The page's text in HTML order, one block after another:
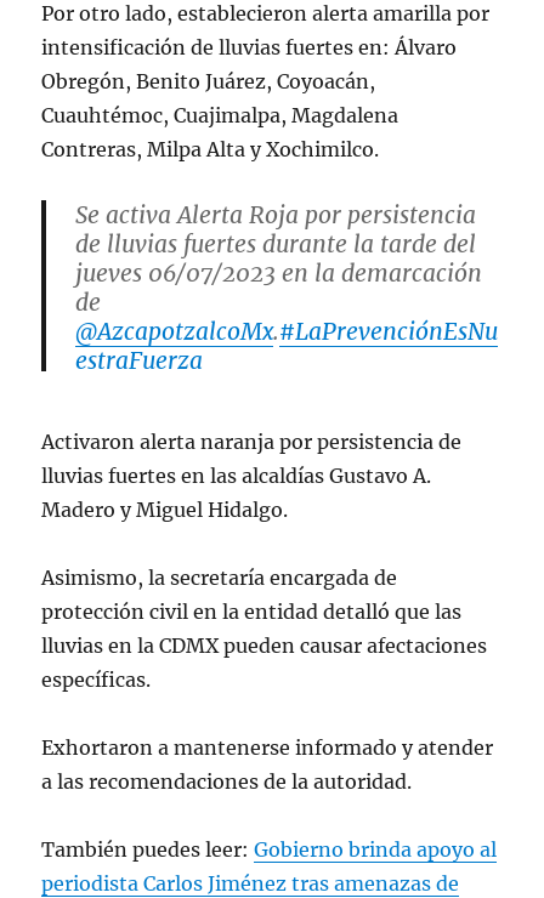
Por otro lado, establecieron alerta amarilla por
intensificación de lluvias fuertes en: Álvaro
Obregón, Benito Juárez, Coyoacán,
Cuauhtémoc, Cuajimalpa, Magdalena
Contreras, Milpa Alta y Xochimilco.
Se activa Alerta Roja por persistencia
de lluvias fuertes durante la tarde del
jueves 06/07/2023 en la demarcación
de
@AzcapotzalcoMx.#LaPrevenciónEsNu
estraFuerza
— Secretaría de Gestión Integral de
Riesgos y PC (@SGIRPC_CDMX)July 7,
2023
Activaron alerta naranja por persistencia de
lluvias fuertes en las alcaldías Gustavo A.
Madero y Miguel Hidalgo.
Asimismo, la secretaría encargada de
protección civil en la entidad detalló que las
lluvias en la CDMX pueden causar afectaciones
específicas.
Exhortaron a mantenerse informado y atender
a las recomendaciones de la autoridad.
También puedes leer:Gobierno brinda apoyo al
periodista Carlos Jiménez tras amenazas de